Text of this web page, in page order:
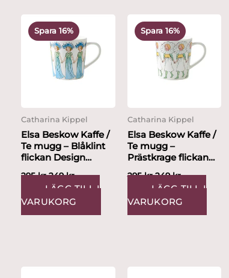
Spara 16%
Catharina Kippel
Elsa Beskow Kaffe /
Te mugg – Blåklint
flickan Design
295kr
ursprungliga
priset
var:
295 kr.
249kr
nuvarande
priset
är:
249 kr.
LÄGG TILL I
VARUKORG
Spara 16%
Catharina Kippel
Elsa Beskow Kaffe /
Te mugg –
Prästkrage flickan
Kippel
295kr
ursprungliga
priset
var:
295 kr.
249kr
nuvarande
priset
är:
249 kr.
LÄGG TILL I
VARUKORG